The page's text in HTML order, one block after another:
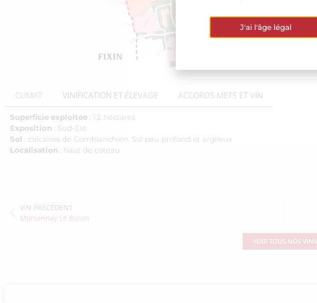
CLIMAT VINIFICATION ET ÉLEVAGE ACCORDS METS ET VIN
Superficie exploitée : 1.2 hectares
Exposition : Sud-Est
Sol : calcaires de Comblanchien. Sol peu profond et argileux
Localisation : haut de coteau
VIN PRÉCÉDENT
Marsannay Le Boivin
VOIR TOUS NOS VINS
J'ai l'âge légal